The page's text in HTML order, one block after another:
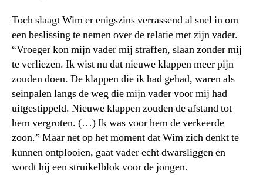
Toch slaagt Wim er enigszins verrassend al snel in om
een beslissing te nemen over de relatie met zijn vader.
“Vroeger kon mijn vader mij straffen, slaan zonder mij
te verliezen. Ik wist nu dat nieuwe klappen meer pijn
zouden doen. De klappen die ik had gehad, waren als
seinpalen langs de weg die mijn vader voor mij had
uitgestippeld. Nieuwe klappen zouden de afstand tot
hem vergroten. (…) Ik was voor hem de verkeerde
zoon.” Maar net op het moment dat Wim zich denkt te
kunnen ontplooien, gaat vader echt dwarsliggen en
wordt hij een struikelblok voor de jongen.